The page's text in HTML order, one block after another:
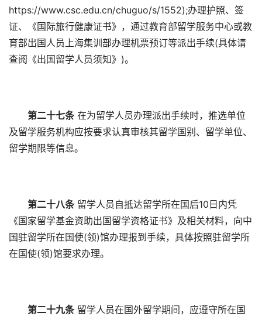
https://www.csc.edu.cn/chuguo/s/1552);办理护照、签
证、《国际旅行健康证书》，通过教育部留学服务中心或教
育部出国人员上海集训部办理机票预订等派出手续(具体请
查阅《出国留学人员须知》)。
第二十七条在为留学人员办理派出手续时，推选单位
及留学服务机构应按要求认真审核其留学国别、留学单位、
留学期限等信息。
第二十八条留学人员自抵达留学所在国后10日内凭
《国家留学基金资助出国留学资格证书》及相关材料，向中
国驻留学所在国使(领)馆办理报到手续，具体按照驻留学所
在国使(领)馆要求办理。
第二十九条留学人员在国外留学期间，应遵守所在国